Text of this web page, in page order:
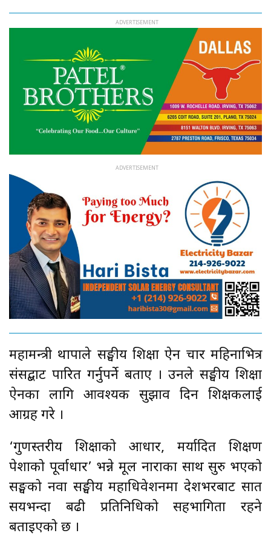
महामन्त्री थापाले सङ्घीय शिक्षा ऐन चार महिनाभित्र
संसद्बाट पारित गर्नुपर्ने बताए । उनले सङ्घीय शिक्षा
ऐनका लागि आवश्यक सुझाव दिन शिक्षकलाई
आग्रह गरे ।
‘गुणस्तरीय शिक्षाको आधार, मर्यादित शिक्षण
पेशाको पूर्वाधार’ भन्ने मूल नाराका साथ सुरु भएको
सङ्घको नवौँ सङ्घीय महाधिवेशनमा देशभरबाट सात
सयभन्दा बढी प्रतिनिधिको सहभागिता रहने
बताइएको छ ।